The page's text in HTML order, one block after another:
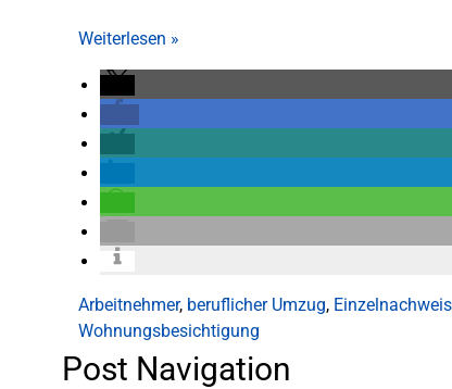
Weiterlesen »
Arbeitnehmer, beruflicher Umzug, Einzelnachweis
Wohnungsbesichtigung
Post Navigation